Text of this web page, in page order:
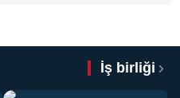
İş birliği